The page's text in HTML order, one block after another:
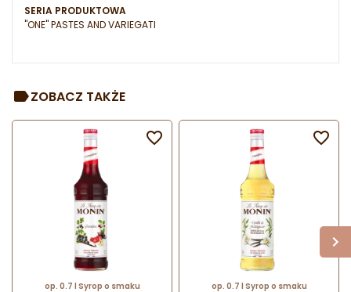
SERIA PRODUKTOWA
"ONE" PASTES AND VARIEGATI
ZOBACZ TAKŻE
op. 0.7 l Syrop o smaku

op. 0.7 l Syrop o smaku
